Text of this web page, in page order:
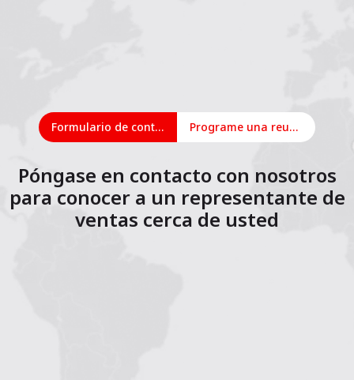
Formulario de contacto Programe una reunión en línea
Póngase en contacto con nosotros
para conocer a un representante de
ventas cerca de usted